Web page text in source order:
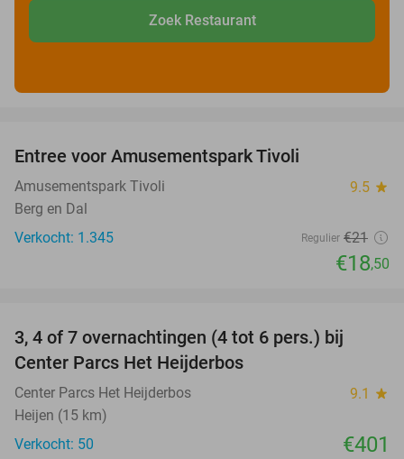
Zoek Restaurant
Entree voor Amusementspark Tivoli
Amusementspark Tivoli 9.5 star
Berg en Dal
Verkocht: 1.345
Regulier €21
€18,50
3, 4 of 7 overnachtingen (4 tot 6 pers.) bij
Center Parcs Het Heijderbos
Center Parcs Het Heijderbos 9.1 star
Heijen (15 km)
Verkocht: 50
€401